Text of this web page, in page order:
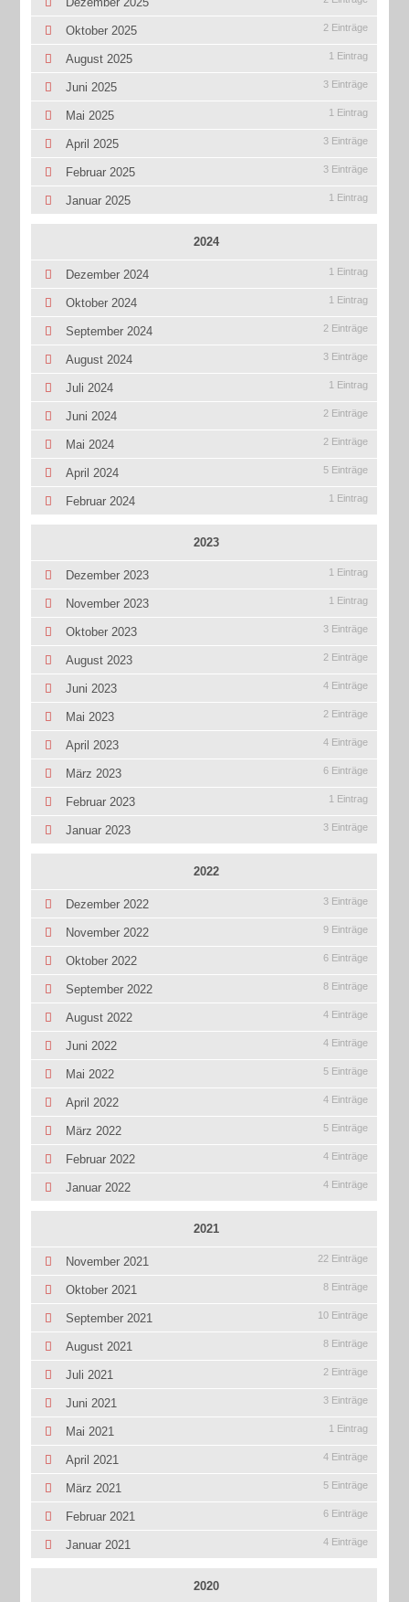
Oktober 2025 2 Einträge
August 2025 1 Eintrag
Juni 2025 3 Einträge
Mai 2025 1 Eintrag
April 2025 3 Einträge
Februar 2025 3 Einträge
Januar 2025 1 Eintrag
2024
Dezember 2024 1 Eintrag
Oktober 2024 1 Eintrag
September 2024 2 Einträge
August 2024 3 Einträge
Juli 2024 1 Eintrag
Juni 2024 2 Einträge
Mai 2024 2 Einträge
April 2024 5 Einträge
Februar 2024 1 Eintrag
2023
Dezember 2023 1 Eintrag
November 2023 1 Eintrag
Oktober 2023 3 Einträge
August 2023 2 Einträge
Juni 2023 4 Einträge
Mai 2023 2 Einträge
April 2023 4 Einträge
März 2023 6 Einträge
Februar 2023 1 Eintrag
Januar 2023 3 Einträge
2022
Dezember 2022 3 Einträge
November 2022 9 Einträge
Oktober 2022 6 Einträge
September 2022 8 Einträge
August 2022 4 Einträge
Juni 2022 4 Einträge
Mai 2022 5 Einträge
April 2022 4 Einträge
März 2022 5 Einträge
Februar 2022 4 Einträge
Januar 2022 4 Einträge
2021
November 2021 22 Einträge
Oktober 2021 8 Einträge
September 2021 10 Einträge
August 2021 8 Einträge
Juli 2021 2 Einträge
Juni 2021 3 Einträge
Mai 2021 1 Eintrag
April 2021 4 Einträge
März 2021 5 Einträge
Februar 2021 6 Einträge
Januar 2021 4 Einträge
2020